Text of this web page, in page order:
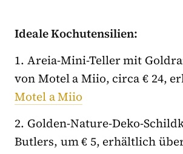
Ideale Kochutensilien:
1. Areia-Mini-Teller mit
von Motel a Miio, circa € 24,
Motel a Miio
2. Golden-Nature-Deko-
Butlers, um € 5, erhältlich